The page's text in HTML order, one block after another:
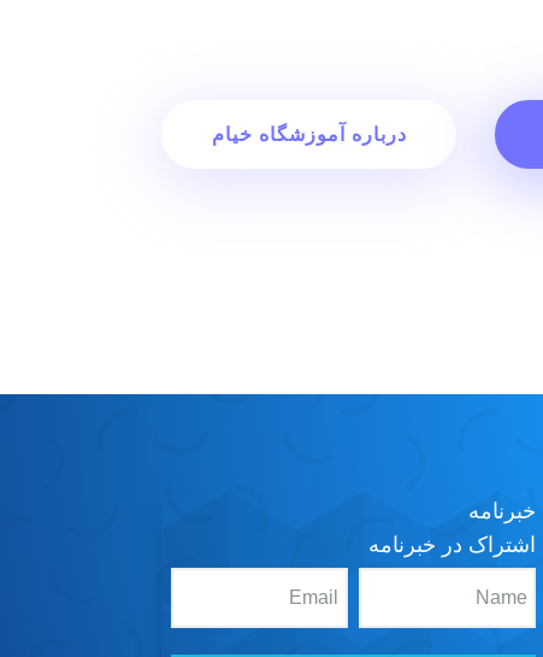
درباره آموزشگاه خیام
خبرنامه
اشتراک در خبرنامه